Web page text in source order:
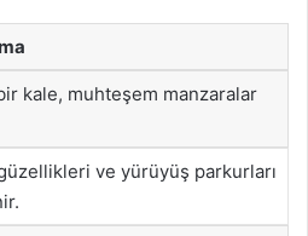
kale, muhteşem manzaralar
ve yürüyüş parkurları